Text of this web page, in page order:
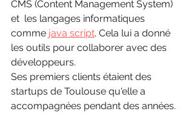
CMS (Content Management System)
et  les langages informatiques
comme java script. Cela lui a donné
les outils pour collaborer avec des
développeurs.
Ses premiers clients étaient des
startups de Toulouse qu'elle a
accompagnées pendant des années.